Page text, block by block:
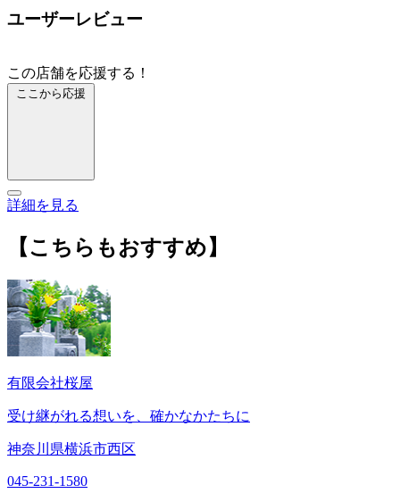
ユーザーレビュー
この店舗を応援する！
ここから応援
詳細を見る
【こちらもおすすめ】
有限会社桜屋
受け継がれる想いを、確かなかたちに
神奈川県横浜市西区
045-231-1580